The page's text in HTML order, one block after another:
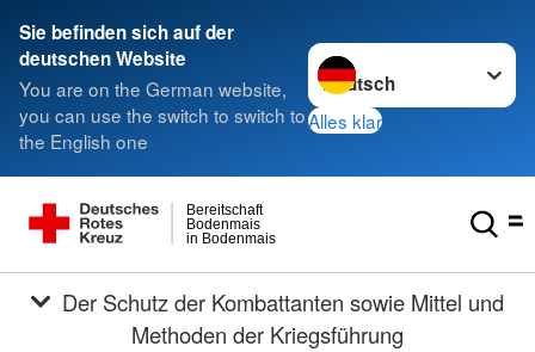
Sie befinden sich auf der
deutschen Website
You are on the German website,
you can use the switch to switch to
the English one
Sprache wechseln zu
Alles klar
in Bodenmais
Bodenmais
Bereitschaft
Methoden der Kriegsführung